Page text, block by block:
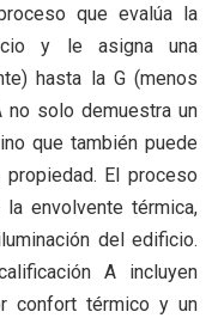
que evalúa la
y le asigna una
hasta la G (menos
no solo demuestra un
que también puede
El proceso
envolvente térmica,
del edificio.
A incluyen
confort térmico y un